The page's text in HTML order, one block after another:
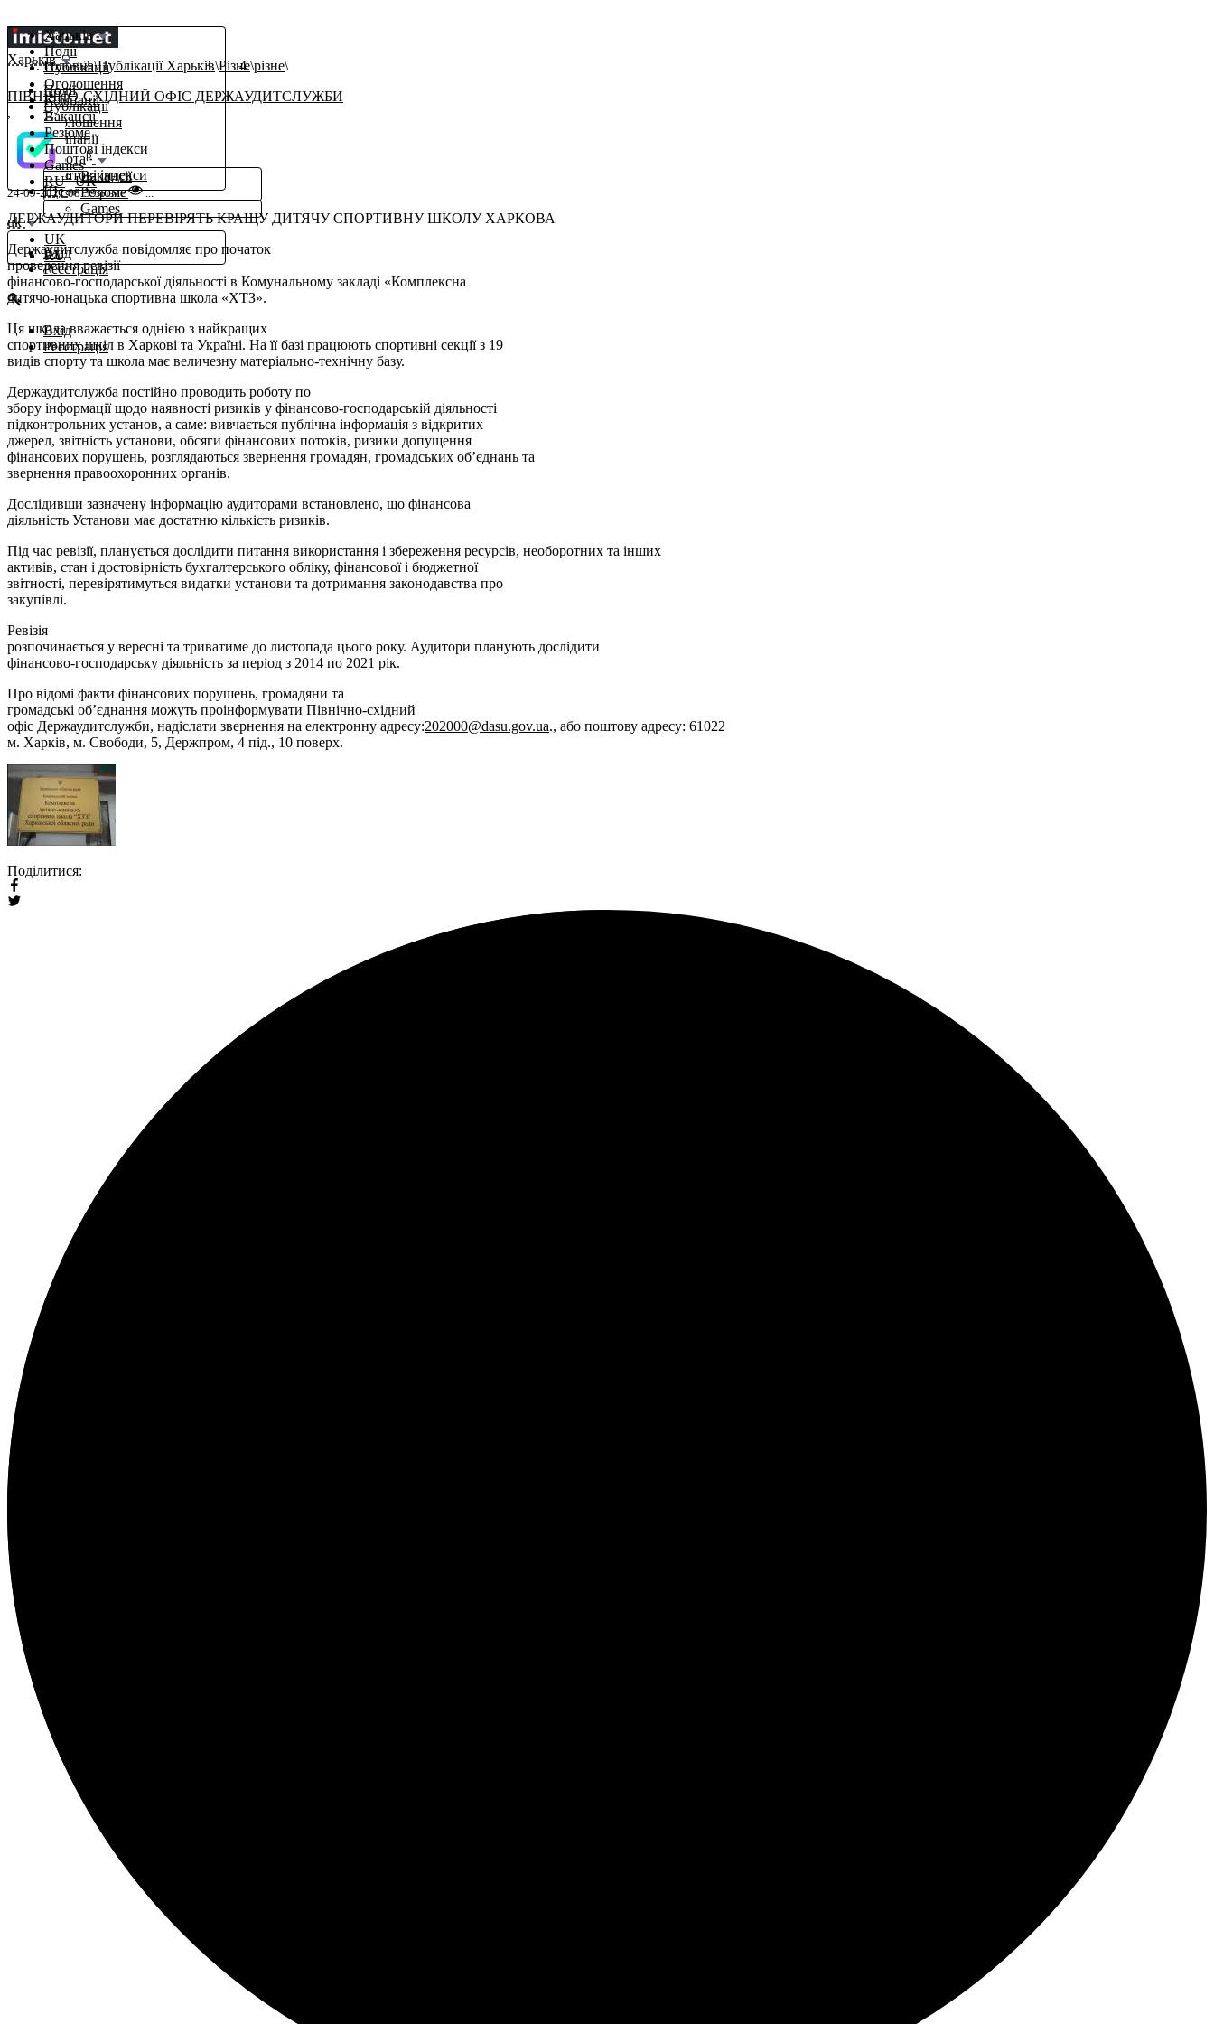
Харьків
Події
Публікації
Оголошення
Компанії
Вакансії
Резюме
Поштові індекси
Games
RU|UK
Харьків
Події
Публікації
Оголошення
Компанії
Роботаβ
Вакансії
Резюме
Поштові індекси
Ще
Games
uk
UK
RU
Вхід
Реєстрація
Вхід
Реєстрація
Головна Публікації Харьків Різне різне
ПІВНІЧНО-СХІДНИЙ ОФІС ДЕРЖАУДИТСЛУЖБИ
,
24-09-2021 08:39різне ...
ДЕРЖАУДИТОРИ ПЕРЕВІРЯТЬ КРАЩУ ДИТЯЧУ СПОРТИВНУ ШКОЛУ ХАРКОВА
Держаудитслужба повідомляє про початок
проведення ревізії
фінансово-господарської діяльності в Комунальному закладі «Комплексна
дитячо-юнацька спортивна школа «ХТЗ».
Ця школа вважається однією з найкращих
спортивних шкіл в Харкові та Україні. На її базі працюють спортивні секції з 19
видів спорту та школа має величезну матеріально-технічну базу.
Держаудитслужба постійно проводить роботу по
збору інформації щодо наявності ризиків у фінансово-господарській діяльності
підконтрольних установ, а саме: вивчається публічна інформація з відкритих
джерел, звітність установи, обсяги фінансових потоків, ризики допущення
фінансових порушень, розглядаються звернення громадян, громадських об’єднань та
звернення правоохоронних органів.
Дослідивши зазначену інформацію аудиторами встановлено, що фінансова
діяльність Установи має достатню кількість ризиків.
Під час ревізії, планується дослідити питання використання і збереження ресурсів, необоротних та інших
активів, стан і достовірність бухгалтерського обліку, фінансової і бюджетної
звітності, перевірятимуться видатки установи та дотримання законодавства про
закупівлі.
Ревізія
розпочинається у вересні та триватиме до листопада цього року. Аудитори планують дослідити
фінансово-господарську діяльність за період з 2014 по 2021 рік.
Про відомі факти фінансових порушень, громадяни та
громадські об’єднання можуть проінформувати Північно-східний
офіс Держаудитслужби, надіслати звернення на електронну адресу:202000@dasu.gov.ua., або поштову адресу: 61022
м. Харків, м. Свободи, 5, Держпром, 4 під., 10 поверх.
Поділитися: